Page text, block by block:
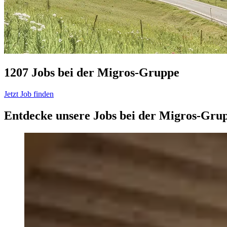
1207 Jobs bei der Migros-Gruppe
Jetzt Job finden
Entdecke unsere Jobs bei der Migros-